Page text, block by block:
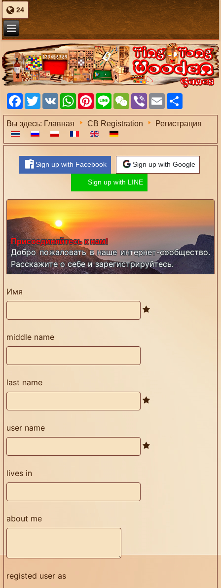
24
Facebook
TwitterVK WhatsAppPinterest
Line WeChatViber Email
Вы здесь: Главная CB Registration Регистрация
Sign up with Facebook Sign up with Google
Sign up with LINE
Присоединяйтесь к нам!
Добро пожаловать в наше интернет-сообщество.
Расскажите о себе и зарегистрируйтесь.
Имя
middle name
last name
user name
lives in
about me
registed user as